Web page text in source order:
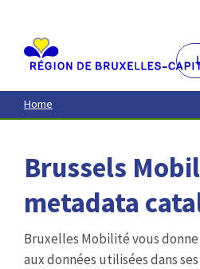
contenu
principal
Home
Brussels
metadata
Bruxelles Mobilité vous donne
aux données utilisées dans